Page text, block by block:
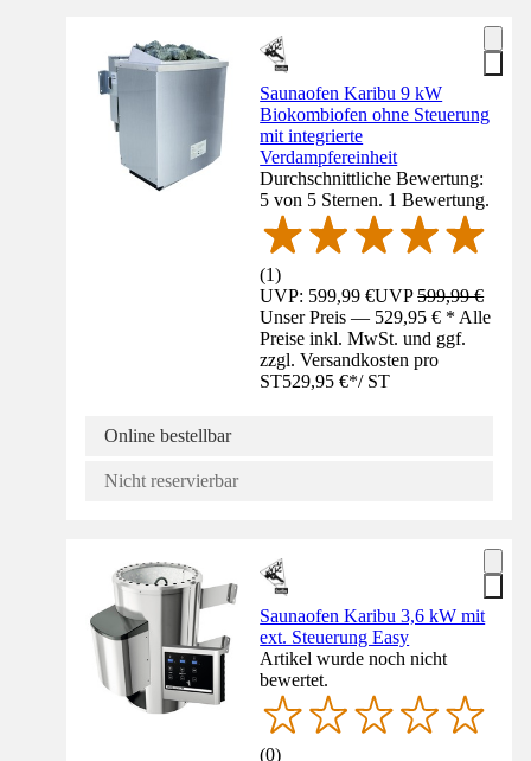
Saunaofen Karibu 9 kW
Biokombiofen ohne Steuerung
mit integrierte
Verdampfereinheit
Durchschnittliche Bewertung:
5 von 5 Sternen. 1 Bewertung.
(1)
UVP: 599,99 €UVP599,99 €
Unser Preis — 529,95 € * Alle
Preise inkl. MwSt. und ggf.
zzgl. Versandkosten pro
ST529,95 €*/ ST
Online bestellbar
Nicht reservierbar
Saunaofen Karibu 3,6 kW mit
ext. Steuerung Easy
Artikel wurde noch nicht
bewertet.
(0)